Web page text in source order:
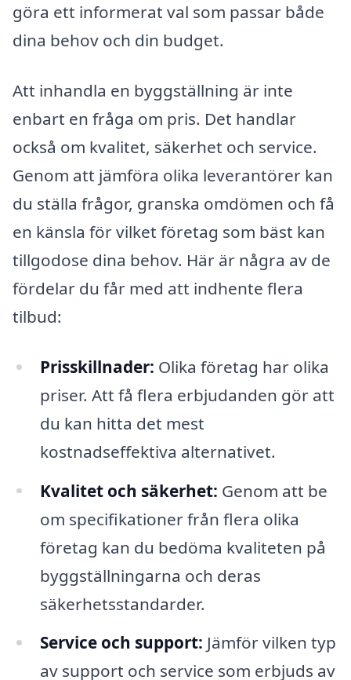
göra ett informerat val som passar både
dina behov och din budget.
Att inhandla en byggställning är inte
enbart en fråga om pris. Det handlar
också om kvalitet, säkerhet och service.
Genom att jämföra olika leverantörer kan
du ställa frågor, granska omdömen och få
en känsla för vilket företag som bäst kan
tillgodose dina behov. Här är några av de
fördelar du får med att indhente flera
tilbud:
Prisskillnader: Olika företag har olika
priser. Att få flera erbjudanden gör att
du kan hitta det mest
kostnadseffektiva alternativet.
Kvalitet och säkerhet: Genom att be
om specifikationer från flera olika
företag kan du bedöma kvaliteten på
byggställningarna och deras
säkerhetsstandarder.
Service och support: Jämför vilken typ
av support och service som erbjuds av